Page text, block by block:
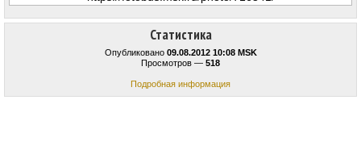
Статистика
Опубликовано 09.08.2012 10:08 MSK
Просмотров — 518
Подробная информация